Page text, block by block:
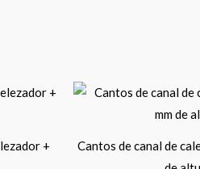
+
Cantos de canal de